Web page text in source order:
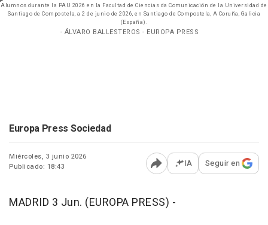
Alumnos durante la PAU 2026 en la Facultad de Ciencias da Comunicación de la Universidad de
Santiago de Compostela, a 2 de junio de 2026, en Santiago de Compostela, A Coruña, Galicia
(España).
- ÁLVARO BALLESTEROS - EUROPA PRESS
Europa Press Sociedad
Miércoles, 3 junio 2026
Publicado: 18:43
Abrir opciones para
IA Seguir en
MADRID 3 Jun. (EUROPA PRESS) -